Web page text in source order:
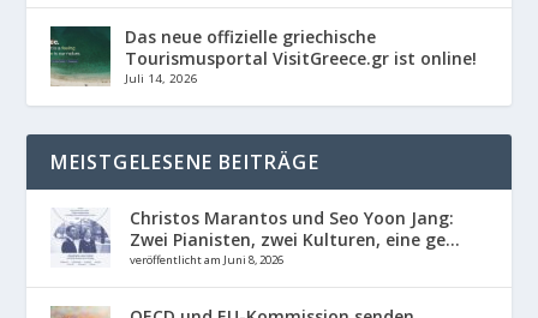
Das neue offizielle griechische
Tourismusportal VisitGreece.gr ist online!
Juli 14, 2026
MEISTGELESENE BEITRÄGE
Christos Marantos und Seo Yoon Jang:
Zwei Pianisten, zwei Kulturen, eine ge...
veröffentlicht am Juni 8, 2026